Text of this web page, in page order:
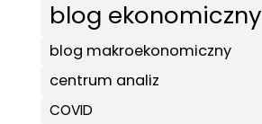
blog ekonomiczny
blog makroekonomiczny
centrum analiz
COVID